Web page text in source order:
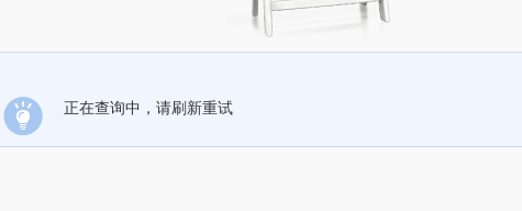
正在查询中，请刷新重试